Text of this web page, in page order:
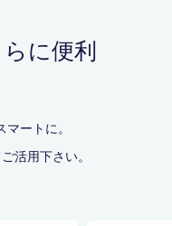
に便利
ートに。
活用下さい。